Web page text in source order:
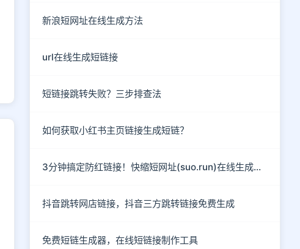
新浪短网址在线生成方法
url在线生成短链接
短链接跳转失败？三步排查法
如何获取小红书主页链接生成短链？
3分钟搞定防红链接！快缩短网址(suo.run)在线生成指南
抖音跳转网店链接，抖音三方跳转链接免费生成
免费短链生成器，在线短链接制作工具